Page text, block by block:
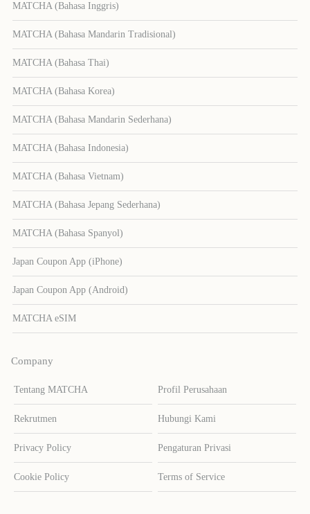
MATCHA (Bahasa Inggris)
MATCHA (Bahasa Mandarin Tradisional)
MATCHA (Bahasa Thai)
MATCHA (Bahasa Korea)
MATCHA (Bahasa Mandarin Sederhana)
MATCHA (Bahasa Indonesia)
MATCHA (Bahasa Vietnam)
MATCHA (Bahasa Jepang Sederhana)
MATCHA (Bahasa Spanyol)
Japan Coupon App (iPhone)
Japan Coupon App (Android)
MATCHA eSIM
Company
Tentang MATCHA Profil Perusahaan
Rekrutmen Hubungi Kami
Privacy Policy Pengaturan Privasi
Cookie Policy Terms of Service